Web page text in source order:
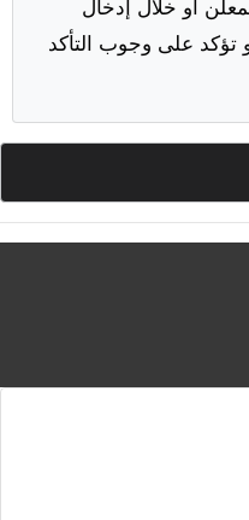
أو خلال إدخال
تؤكد على وجوب التأكد